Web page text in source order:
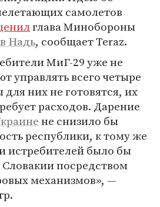
самолетов
глава Минобороны
Надь, сообщает Teraz.
МиГ-29 уже не
управлять всего четыре
них не готовятся, их
расходов. Дарение
не снизило бы
республики, к тому же
истребителей было бы
посредством
механизмов», —